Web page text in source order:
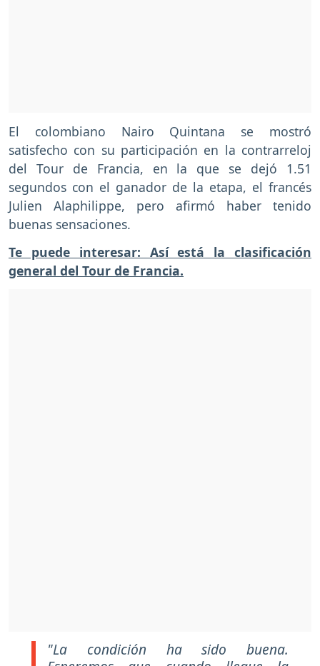
El colombiano Nairo Quintana se mostró
satisfecho con su participación en la contrarreloj
del Tour de Francia, en la que se dejó 1.51
segundos con el ganador de la etapa, el francés
Julien Alaphilippe, pero afirmó haber tenido
buenas sensaciones.
Te puede interesar: Así está la clasificación
general del Tour de Francia.
"La condición ha sido buena.